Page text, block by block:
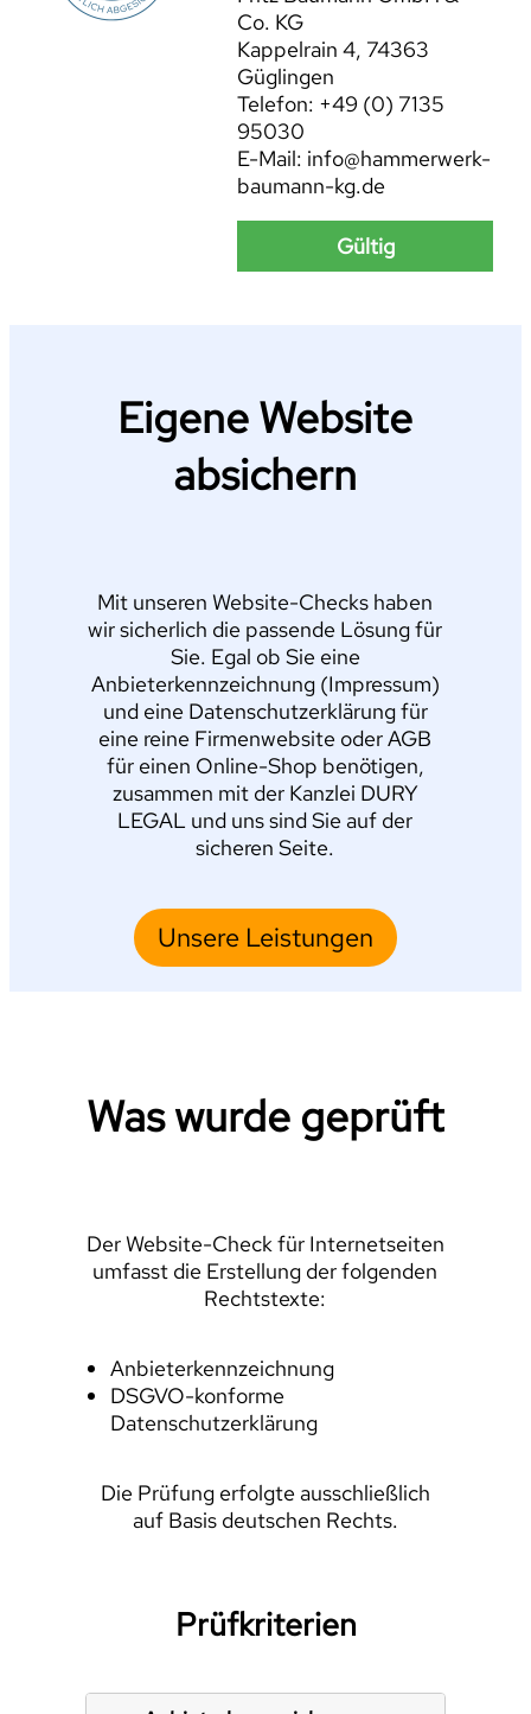
Co. KG
Kappelrain 4, 74363
Güglingen
Telefon: +49 (0) 7135
95030
E-Mail: info@hammerwerk-
baumann-kg.de
Gültig
Eigene Website
absichern
Mit unseren Website-Checks haben
wir sicherlich die passende Lösung für
Sie. Egal ob Sie eine
Anbieterkennzeichnung (Impressum)
und eine Datenschutzerklärung für
eine reine Firmenwebsite oder AGB
für einen Online-Shop benötigen,
zusammen mit der Kanzlei DURY
LEGAL und uns sind Sie auf der
sicheren Seite.
Unsere Leistungen
Was wurde geprüft
Der Website-Check für Internetseiten
umfasst die Erstellung der folgenden
Rechtstexte:
Anbieterkennzeichnung
DSGVO-konforme
Datenschutzerklärung
Die Prüfung erfolgte ausschließlich
auf Basis deutschen Rechts.
Prüfkriterien